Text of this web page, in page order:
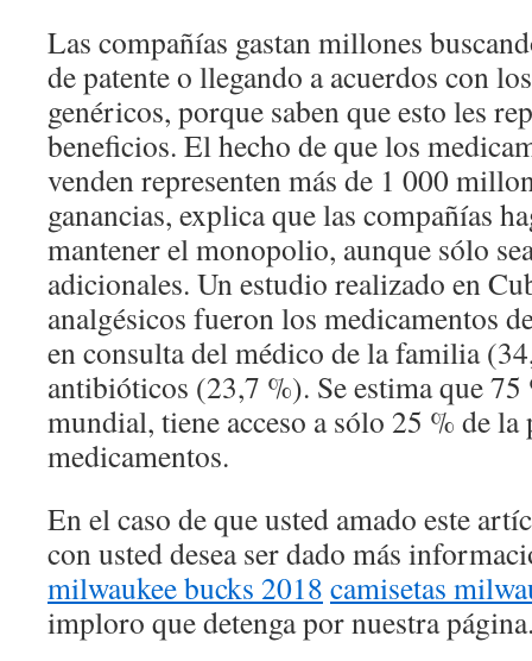
Las compañías gastan millones
de patente o llegando a acuerdos con
genéricos, porque saben que esto les
beneficios. El hecho de que los
venden representen más de 1 000
ganancias, explica que las compañías
mantener el monopolio, aunque sólo
adicionales. Un estudio realizado en
analgésicos fueron los medicamentos
en consulta del médico de la familia
antibióticos (23,7 %). Se estima que
mundial, tiene acceso a sólo 25 % de
medicamentos.
En el caso de que usted amado este
con usted desea ser dado más
milwaukee bucks 2018 camisetas
imploro que detenga por nuestra